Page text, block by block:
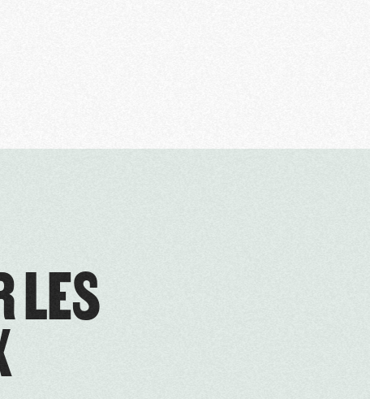
LES